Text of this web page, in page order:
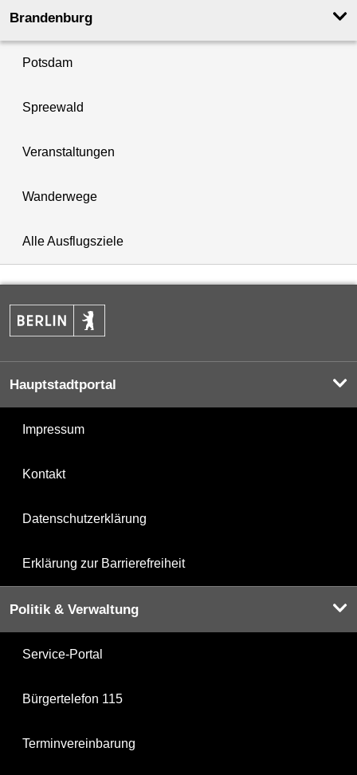
Brandenburg
Potsdam
Spreewald
Veranstaltungen
Wanderwege
Alle Ausflugsziele
Hauptstadtportal
Impressum
Kontakt
Datenschutzerklärung
Erklärung zur Barrierefreiheit
Politik & Verwaltung
Service-Portal
Bürgertelefon 115
Terminvereinbarung